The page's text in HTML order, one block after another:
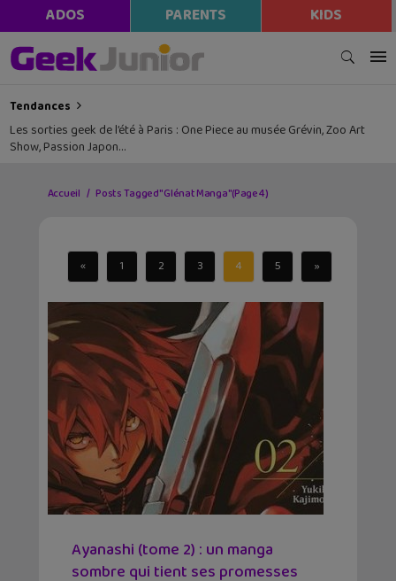
ADOS PARENTS KIDS
Tendances
Les sorties geek de l’été à Paris : One Piece au musée Grévin, Zoo Art
Show, Passion Japon…
Accueil Posts Tagged "Glénat Manga"(Page 4)
« 1 2 3 4 5 »
Ayanashi (tome 2) : un manga
sombre qui tient ses promesses